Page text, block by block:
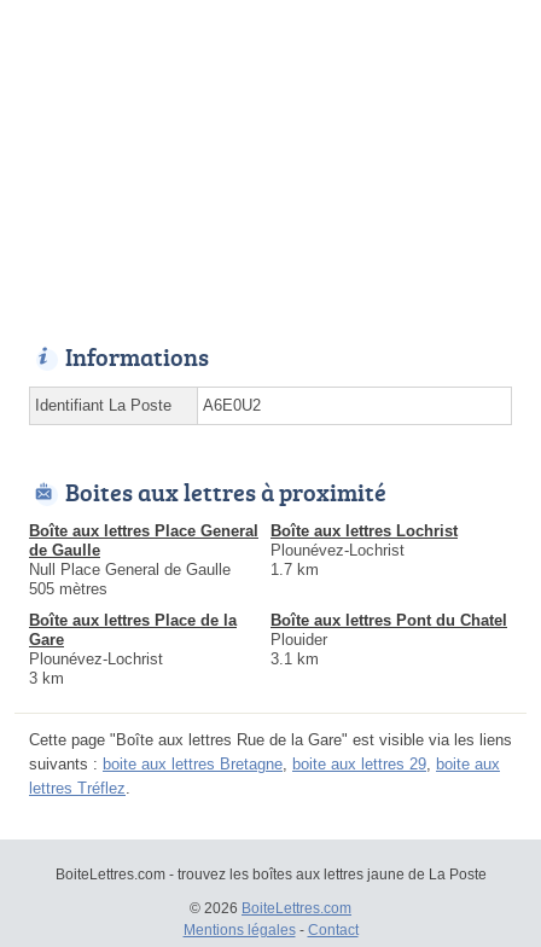
Informations
Identifiant La Poste A6E0U2
Boites aux lettres à proximité
Boîte aux lettres Place General
de Gaulle
Null Place General de Gaulle
505 mètres
Boîte aux lettres Lochrist
Plounévez-Lochrist
1.7 km
Boîte aux lettres Place de la
Gare
Plounévez-Lochrist
3 km
Boîte aux lettres Pont du Chatel
Plouider
3.1 km
Cette page "Boîte aux lettres Rue de la Gare" est visible via les liens
suivants : boite aux lettres Bretagne boite aux lettres 29 boite aux
lettres Tréflez
BoiteLettres.com - trouvez les boîtes aux lettres jaune de La Poste
© 2026 BoiteLettres.com
Mentions légales- Contact